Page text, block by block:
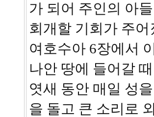
가 되어 주인의 아
회개할 기회가 주
여호수아 6장에서
나안 땅에 들어갈
엿새 동안 매일 성
을 돌고 큰 소리로